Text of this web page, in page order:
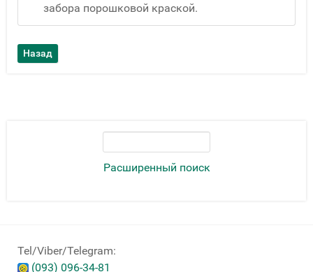
Расширенный поиск
забора порошковой краской.
Tel/Viber/Telegram:
(093) 096-34-81